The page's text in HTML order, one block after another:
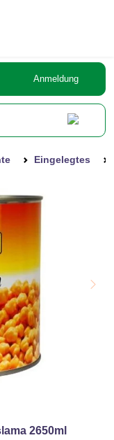
Anmeldung
Eingelegtes
2650ml